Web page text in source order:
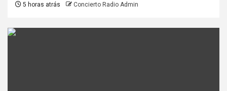
5 horas atrás Concierto Radio Admin